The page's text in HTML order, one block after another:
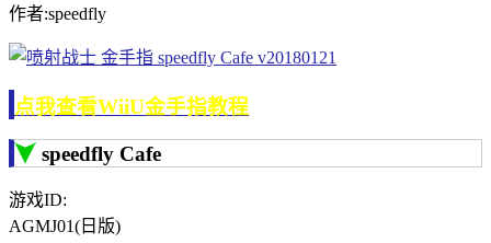
作者:speedfly
点我查看WiiU金手指教程
speedfly Cafe
游戏ID:
AGMJ01(日版)